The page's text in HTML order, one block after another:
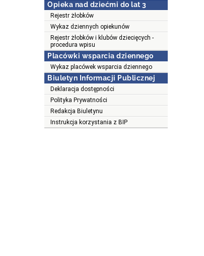
Opieka nad dziećmi do lat 3
Rejestr żłobków
Wykaz dziennych opiekunów
Rejestr żłobków i klubów dziecięcych -
procedura wpisu
Placówki wsparcia dziennego
Wykaz placówek wsparcia dziennego
Biuletyn Informacji Publicznej
Deklaracja dostępności
Polityka Prywatności
Redakcja Biuletynu
Instrukcja korzystania z BIP